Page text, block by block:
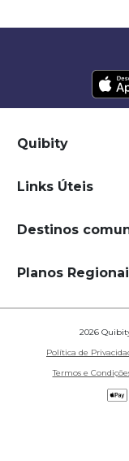
Quibity
Links Úteis
Destinos
Planos
2026
Política de
Termos e